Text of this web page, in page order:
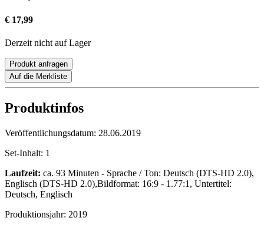
€ 17,99
Derzeit nicht auf Lager
Produkt anfragen
Auf die Merkliste
Produktinfos
Veröffentlichungsdatum: 28.06.2019
Set-Inhalt: 1
Laufzeit: ca. 93 Minuten - Sprache / Ton: Deutsch (DTS-HD 2.0),
Englisch (DTS-HD 2.0),Bildformat: 16:9 - 1.77:1, Untertitel:
Deutsch, Englisch
Produktionsjahr: 2019